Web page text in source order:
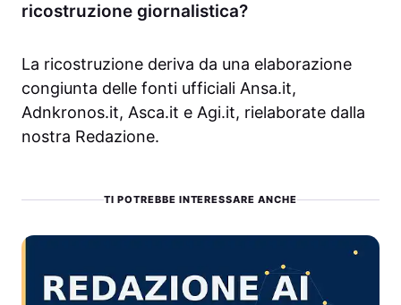
ricostruzione giornalistica?
La ricostruzione deriva da una elaborazione
congiunta delle fonti ufficiali Ansa.it,
Adnkronos.it, Asca.it e Agi.it, rielaborate dalla
nostra Redazione.
TI POTREBBE INTERESSARE ANCHE